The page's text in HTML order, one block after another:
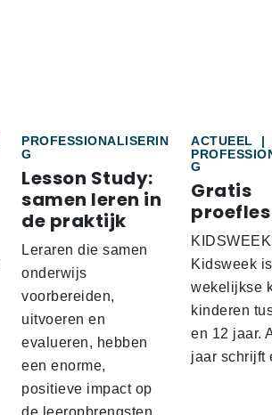
PROFESSIONALISERIN
G
Lesson Study:
samen leren in
de praktijk
Leraren die samen
onderwijs
voorbereiden,
uitvoeren en
evalueren, hebben
een enorme,
positieve impact op
de leeropbrengsten
ACTUEEL
|
G
Gratis
KIDSWEEK
Kidsweek
wekelijkse
kinderen
en 12 jaar.
jaar